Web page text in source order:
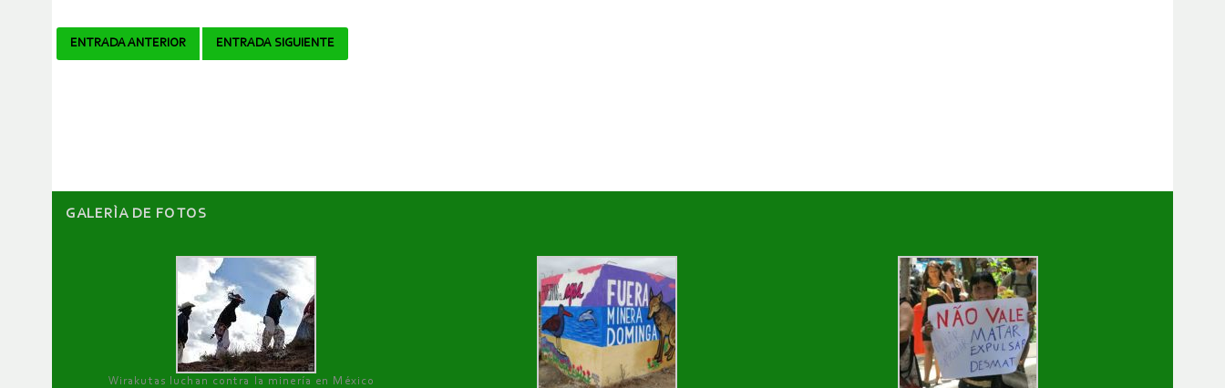
Navegador
ENTRADA ANTERIOR ENTRADA SIGUIENTE
GALERÌA DE FOTOS
Wirakutas luchan contra la minería en México